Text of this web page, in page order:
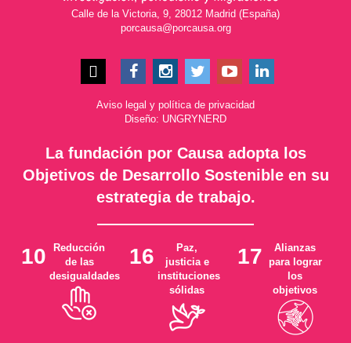
Calle de la Victoria, 9, 28012 Madrid (España)
porcausa@porcausa.org
Aviso legal y política de privacidad
Diseño: UNGRYNERD
La fundación por Causa adopta los
Objetivos de Desarrollo Sostenible en su
estrategia de trabajo.
10
Reducción
de las
desigualdades
16
Paz,
justicia e
instituciones
sólidas
17
Alianzas
para lograr
los
objetivos